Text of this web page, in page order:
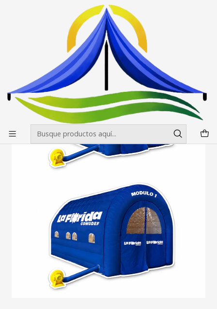
Envíos gratis desde $500.000 en Santiago
domos
Carpa Inflable de 4x3 mt exterior Conexion Electrica